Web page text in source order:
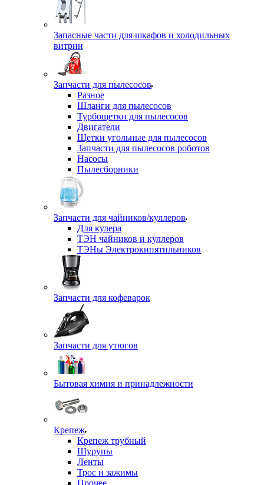
Запасные части для шкафов и холодильных
витрин
Запчасти для пылесосов
Разное
Шланги для пылесосов
Турбощетки для пылесосов
Двигатели
Щетки угольные для пылесосов
Запчасти для пылесосов роботов
Насосы
Пылесборники
Запчасти для чайников/куллеров
Для кулера
ТЭН чайников и куллеров
ТЭНы Электрокипятильников
Запчасти для кофеварок
Запчасти для утюгов
Бытовая химия и принадлежности
Крепеж
Крепеж трубный
Шурупы
Ленты
Трос и зажимы
Прочее